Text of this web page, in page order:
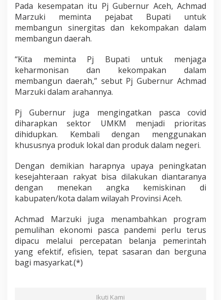
Pada kesempatan itu Pj Gubernur Aceh, Achmad
Marzuki meminta pejabat Bupati untuk
membangun sinergitas dan kekompakan dalam
membangun daerah.
“Kita meminta Pj Bupati untuk menjaga
keharmonisan dan kekompakan dalam
membangun daerah,” sebut Pj Gubernur Achmad
Marzuki dalam arahannya.
Pj Gubernur juga mengingatkan pasca covid
diharapkan sektor UMKM menjadi prioritas
dihidupkan. Kembali dengan menggunakan
khususnya produk lokal dan produk dalam negeri.
Dengan demikian harapnya upaya peningkatan
kesejahteraan rakyat bisa dilakukan diantaranya
dengan menekan angka kemiskinan di
kabupaten/kota dalam wilayah Provinsi Aceh.
Achmad Marzuki juga menambahkan program
pemulihan ekonomi pasca pandemi perlu terus
dipacu melalui percepatan belanja pemerintah
yang efektif, efisien, tepat sasaran dan berguna
bagi masyarkat.(*)
Ikuti Kami